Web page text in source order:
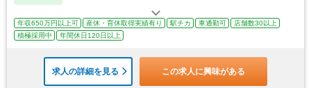
年収650万円以上可 産休・育休取得実績有り 駅チカ 車通勤可
店舗数30以上
積極採用中
年間休日120日以上
求人の詳細を見る この求人に興味がある